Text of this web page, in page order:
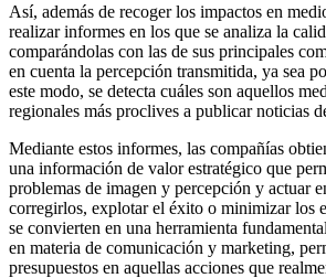
Así, además de recoger los impactos en
realizar informes en los que se analiza la
comparándolas con las de sus principales
en cuenta la percepción transmitida, ya sea
este modo, se detecta cuáles son aquellos
regionales más proclives a publicar noticias
Mediante estos informes, las compañías
una información de valor estratégico que
problemas de imagen y percepción y actuar
corregirlos, explotar el éxito o minimizar los
se convierten en una herramienta
en materia de comunicación y marketing,
presupuestos en aquellas acciones que